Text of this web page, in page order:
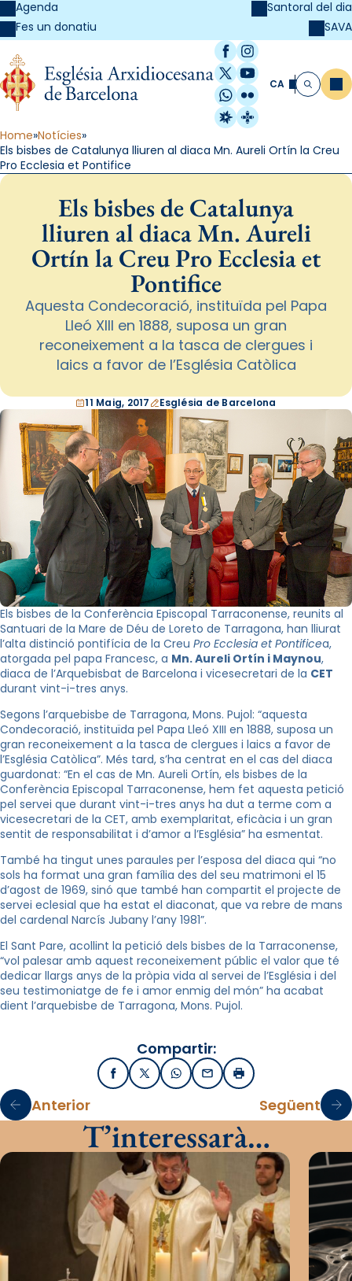
Agenda
Fes un donatiu
Santoral del dia
SAVA
Facebook
Instagram
X / Twitter
YouTube
WhatsApp
Flickr
Radio Estel
Catalunya
CA Cerca
Home Notícies
Els bisbes de Catalunya lliuren al diaca Mn. Aureli Ortín la Creu
Pro Ecclesia et Pontifice
Els bisbes de Catalunya
lliuren al diaca Mn. Aureli
Ortín la Creu Pro Ecclesia et
Pontifice
Aquesta Condecoració, instituïda pel Papa
Lleó XIII en 1888, suposa un gran
reconeixement a la tasca de clergues i
laics a favor de l’Església Catòlica
11 Maig, 2017 Església de Barcelona
Els bisbes de la Conferència Episcopal Tarraconense, reunits al
Santuari de la Mare de Déu de Loreto de Tarragona, han lliurat
l’alta distinció pontifícia de la Creu Pro Ecclesia et Pontificea,
atorgada pel papa Francesc, a Mn. Aureli Ortín i Maynou,
diaca de l’Arquebisbat de Barcelona i vicesecretari de la CET
durant vint-i-tres anys.
Segons l’arquebisbe de Tarragona, Mons. Pujol: “aquesta
Condecoració, instituïda pel Papa Lleó XIII en 1888, suposa un
gran reconeixement a la tasca de clergues i laics a favor de
l’Església Catòlica”. Més tard, s’ha centrat en el cas del diaca
guardonat: “En el cas de Mn. Aureli Ortín, els bisbes de la
Conferència Episcopal Tarraconense, hem fet aquesta petició
pel servei que durant vint-i-tres anys ha dut a terme com a
vicesecretari de la CET, amb exemplaritat, eficàcia i un gran
sentit de responsabilitat i d’amor a l’Església” ha esmentat.
També ha tingut unes paraules per l’esposa del diaca qui “no
sols ha format una gran família des del seu matrimoni el 15
d’agost de 1969, sinó que també han compartit el projecte de
servei eclesial que ha estat el diaconat, que va rebre de mans
del cardenal Narcís Jubany l’any 1981”.
El Sant Pare, acollint la petició dels bisbes de la Tarraconense,
“vol palesar amb aquest reconeixement públic el valor que té
dedicar llargs anys de la pròpia vida al servei de l’Església i del
seu testimoniatge de fe i amor enmig del món” ha acabat
dient l’arquebisbe de Tarragona, Mons. Pujol.
Compartir:
FacebookX / TwitterWhatsApp
EmailImprimir
Anterior Següent
T’interessarà…